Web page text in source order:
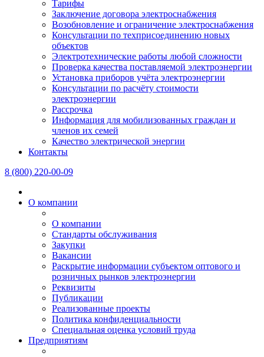
Тарифы
Заключение договора электроснабжения
Возобновление и ограничение электроснабжения
Консультации по техприсоединению новых
объектов
Электротехнические работы любой сложности
Проверка качества поставляемой электроэнергии
Установка приборов учёта электроэнергии
Консультации по расчёту стоимости
электроэнергии
Рассрочка
Информация для мобилизованных граждан и
членов их семей
Качество электрической энергии
Контакты
8 (800) 220-00-09
О компании
О компании
Стандарты обслуживания
Закупки
Вакансии
Раскрытие информации субъектом оптового и
розничных рынков электроэнергии
Реквизиты
Публикации
Реализованные проекты
Политика конфиденциальности
Специальная оценка условий труда
Предприятиям